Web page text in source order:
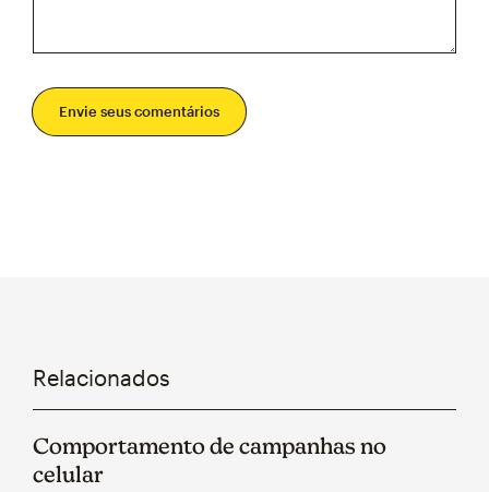
Envie seus comentários
Relacionados
Comportamento de campanhas no
celular